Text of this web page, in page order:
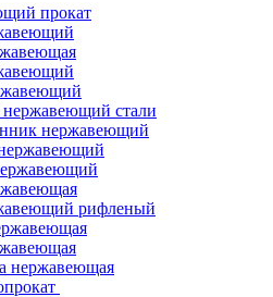
прокат
нержавеющий стали
нержавеющий
рифленый
нержавеющая